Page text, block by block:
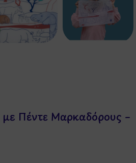
με Πέντε Μαρκαδόρους –